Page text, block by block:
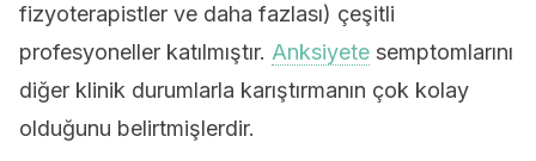
fizyoterapistler ve daha fazlası) çeşitli
profesyoneller katılmıştır. Anksiyete semptomlarını
diğer klinik durumlarla karıştırmanın çok kolay
olduğunu belirtmişlerdir.